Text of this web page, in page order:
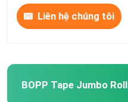
Cuộn phim bảo vệ
Giấy kraft cuộn Jumbo
Liên hệ chúng tôi
BOPP Tape Jumbo Roll